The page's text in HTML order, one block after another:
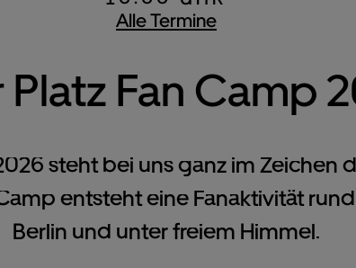
Alle Termine
Platz Fan Camp
steht bei uns ganz im Zeichen
entsteht eine Fanaktivität
Berlin und unter freiem Himmel.